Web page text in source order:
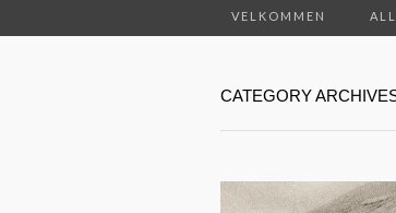
VELKOMMEN
CATEGORY